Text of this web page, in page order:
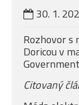
30. 1.
Rozhovor s
Doricou v
Citovaný